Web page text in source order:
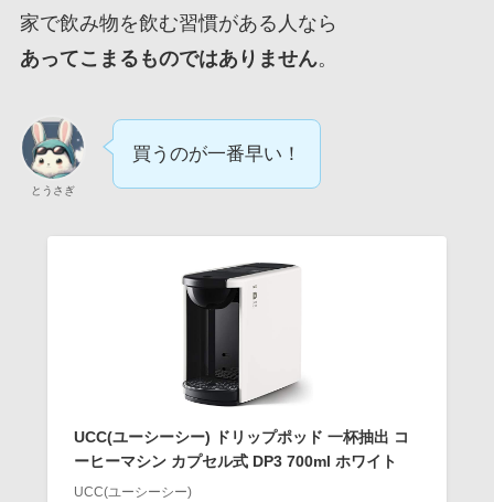
家で飲み物を飲む習慣がある人なら
あってこまるものではありません。
とうさぎ
買うのが一番早い！
UCC(ユーシーシー) ドリップポッド 一杯抽出 コ
ーヒーマシン カプセル式 DP3 700ml ホワイト
UCC(ユーシーシー)